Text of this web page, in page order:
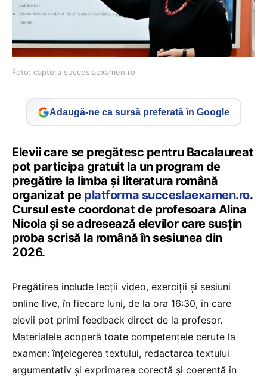
Foto: captura succeslaexamen.ro
Adaugă-ne ca sursă preferată în Google
Elevii care se pregătesc pentru Bacalaureat
pot participa gratuit la un program de
pregătire la limba și literatura română
organizat pe platforma succeslaexamen.ro.
Cursul este coordonat de profesoara Alina
Nicola și se adresează elevilor care susțin
proba scrisă la română în sesiunea din
2026.
Pregătirea include lecții video, exerciții și sesiuni
online live, în fiecare luni, de la ora 16:30, în care
elevii pot primi feedback direct de la profesor.
Materialele acoperă toate competențele cerute la
examen: înțelegerea textului, redactarea textului
argumentativ și exprimarea corectă și coerentă în